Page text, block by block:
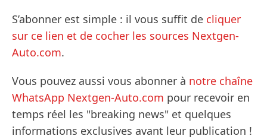
S’abonner est simple : il vous suffit de cliquer
sur ce lien et de cocher les sources Nextgen-
Auto.com.
Vous pouvez aussi vous abonner à notre chaîne
WhatsApp Nextgen-Auto.com pour recevoir en
temps réel les "breaking news" et quelques
informations exclusives avant leur publication !